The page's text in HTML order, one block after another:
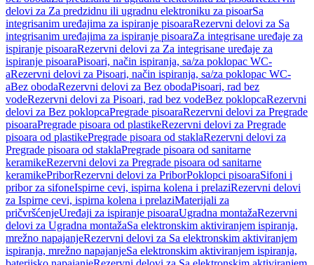
delovi za Za predzidnu ili ugradnu elektroniku za pisoarSa
integrisanim uređajima za ispiranje pisoaraRezervni delovi za Sa
integrisanim uređajima za ispiranje pisoaraZa integrisane uređaje za
ispiranje pisoaraRezervni delovi za Za integrisane uređaje za
ispiranje pisoaraPisoari, način ispiranja, sa/za poklopac WC-
aRezervni delovi za Pisoari, način ispiranja, sa/za poklopac WC-
aBez obodaRezervni delovi za Bez obodaPisoari, rad bez
vodeRezervni delovi za Pisoari, rad bez vodeBez poklopcaRezervni
delovi za Bez poklopcaPregrade pisoaraRezervni delovi za Pregrade
pisoaraPregrade pisoara od plastikeRezervni delovi za Pregrade
pisoara od plastikePregrade pisoara od staklaRezervni delovi za
Pregrade pisoara od staklaPregrade pisoara od sanitarne
keramikeRezervni delovi za Pregrade pisoara od sanitarne
keramikePriborRezervni delovi za PriborPoklopci pisoaraSifoni i
pribor za sifoneIspirne cevi, ispirna kolena i prelaziRezervni delovi
za Ispirne cevi, ispirna kolena i prelaziMaterijali za
pričvršćenjeUređaji za ispiranje pisoaraUgradna montažaRezervni
delovi za Ugradna montažaSa elektronskim aktiviranjem ispiranja,
mrežno napajanjeRezervni delovi za Sa elektronskim aktiviranjem
ispiranja, mrežno napajanjeSa elektronskim aktiviranjem ispiranja,